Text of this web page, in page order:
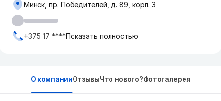
Минск, пр. Победителей, д. 89, корп. 3
+375 17 ****Показать полностью
О компанииОтзывыЧто нового?Фотогалерея